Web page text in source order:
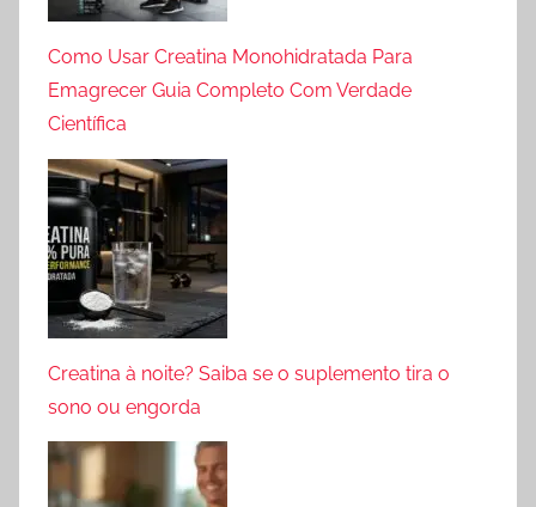
Como Usar Creatina Monohidratada Para
Emagrecer Guia Completo Com Verdade
Científica
Creatina à noite? Saiba se o suplemento tira o
sono ou engorda